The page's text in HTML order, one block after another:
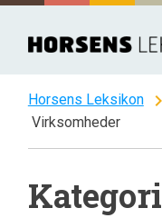
Spring
indhold
Horsens Leksikon chevron_right
Virksomheder